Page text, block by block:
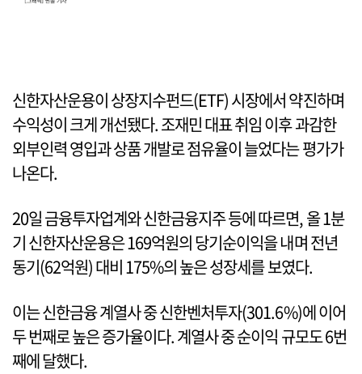
신한자산운용이 상장지수펀드(ETF) 시장에서 약진하며
수익성이 크게 개선됐다. 조재민 대표 취임 이후 과감한
외부인력 영입과 상품 개발로 점유율이 늘었다는 평가가
나온다.
20일 금융투자업계와 신한금융지주 등에 따르면, 올 1분
기 신한자산운용은 169억원의 당기순이익을 내며 전년
동기(62억원) 대비 175%의 높은 성장세를 보였다.
이는 신한금융 계열사 중 신한벤처투자(301.6%)에 이어
두 번째로 높은 증가율이다. 계열사 중 순이익 규모도 6번
째에 달했다.